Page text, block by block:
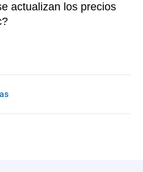
actualizan los precios